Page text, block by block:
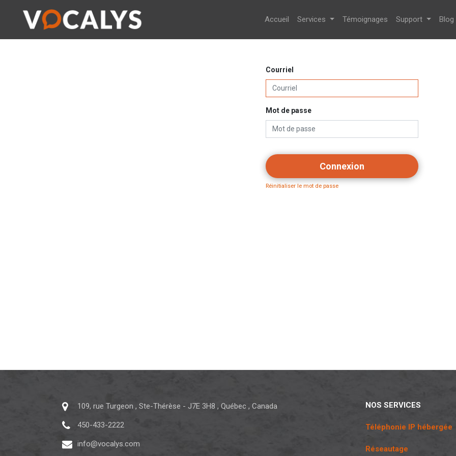
Accueil Services Témoignages Support Blog
Courriel
Mot de passe
Connexion
Réinitialiser le mot de passe
109, rue Turgeon , Ste-Thérèse - J7E 3H8 , Québec , Canada
450-433-2222
info@vocalys.com
NOS SERVICES
Téléphonie IP hébergée
Réseautage